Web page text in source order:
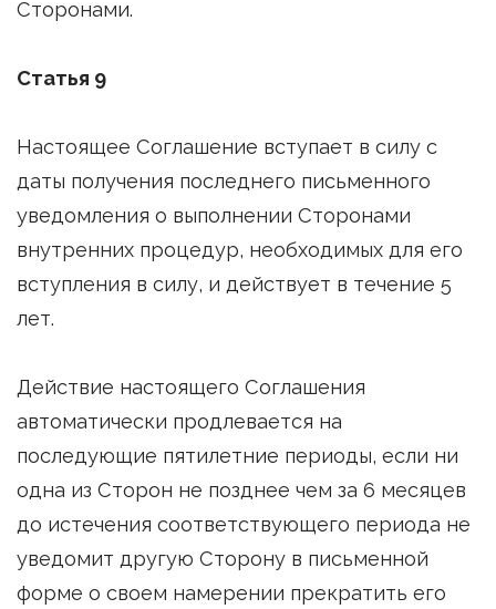
Сторонами.
Статья 9
Настоящее Соглашение вступает в силу с
даты получения последнего письменного
уведомления о выполнении Сторонами
внутренних процедур, необходимых для его
вступления в силу, и действует в течение 5
лет.
Действие настоящего Соглашения
автоматически продлевается на
последующие пятилетние периоды, если ни
одна из Сторон не позднее чем за 6 месяцев
до истечения соответствующего периода не
уведомит другую Сторону в письменной
форме о своем намерении прекратить его